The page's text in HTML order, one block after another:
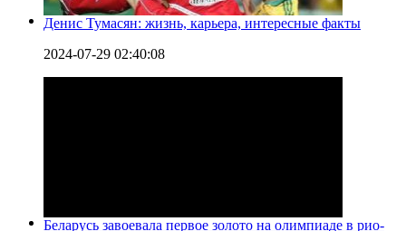
Денис Тумасян: жизнь, карьера, интересные факты
2024-07-29 02:40:08
Беларусь завоевала первое золото на олимпиаде в рио-